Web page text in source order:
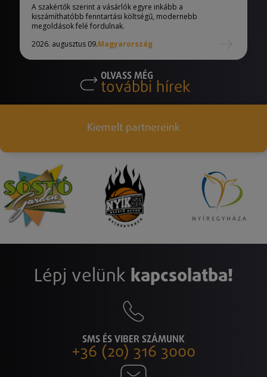
A szakértők szerint a vásárlók egyre inkább a
kiszámíthatóbb fenntartási költségű, modernebb
megoldások felé fordulnak.
2026. augusztus 09.Magyarország
OLVASS MÉG
további hírek
Kiemelt partnereink
Lépj velünk kapcsolatba!
SMS ÉS VIBER SZÁMUNK
+36 (20) 316 3000